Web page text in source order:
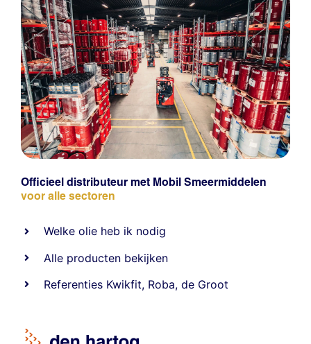
Officieel distributeur met Mobil Smeermiddelen
voor alle sectoren
Welke olie heb ik nodig
Alle producten bekijken
Referenties Kwikfit, Roba,de Groot